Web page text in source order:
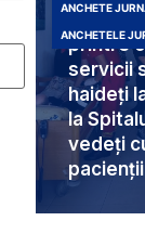
printre
servicii
haideți
la
vedeți
pacienții
ANCHETE
ANCHETELE